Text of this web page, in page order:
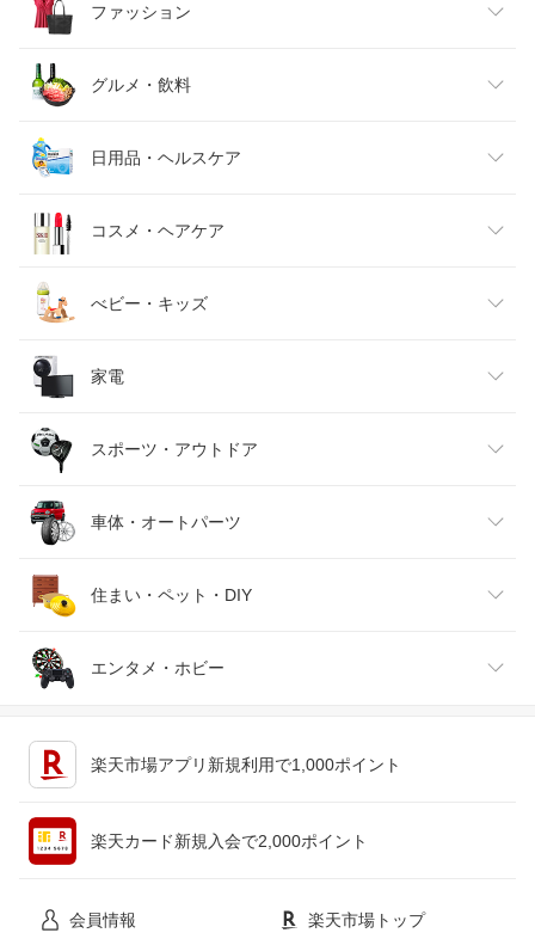
ファッション
レディースファッション
メンズファッション
キッズファッション
ベビーファッション
インナー・下着・ナイトウェア
バッグ・小物・ブランド雑貨
靴
腕時計
ジュエリー・アクセサリー
グルメ・飲料
食品
スイーツ・お菓子
水・ソフトドリンク
ビール・洋酒
ワイン
日本酒・焼酎
日用品・ヘルスケア
日用品雑貨・文房具・手芸
ダイエット・健康
医薬品・コンタクト・介護
コスメ・ヘアケア
美容・コスメ・香水
べビー・キッズ
キッズ・ベビー・マタニティ
おもちゃ
家電
家電
TV・オーディオ・カメラ
スマートフォン・タブレット
パソコン・周辺機器
スポーツ・アウトドア
スポーツ・アウトドア
ゴルフ
車体・オートパーツ
車用品・バイク用品
車・バイク
住まい・ペット・DIY
インテリア・寝具・収納
エンタメ・ホビー
楽天市場アプリ新規利用で1,000ポイント
楽天カード新規入会で2,000ポイント
会員情報 楽天市場トップ